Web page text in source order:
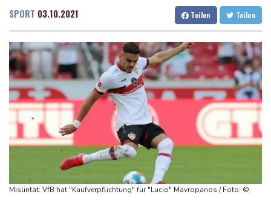
Dresden
Wien
23 °C
Baden-Baden
14 °C
BUND kritisiert Lockerung von Sonn- und Feiertagsfahrverbot für
Trump spricht nach Ballsaal-Urteil von "nationaler Schande"
Abholzung im Amazonas auf niedrigstem Stand seit einem
Jahrzehnt
Frei: Über Beteiligung an AfD-Regierung entscheidet nicht CDU
in Sachsen-Anhalt
US-Senat stimmt für umfassendes Sanktionspaket gegen
Russland
"Rente mit 63": Unionsfraktionschef Frei offen für Härtefall- und
Übergangslösungen
Ceuta-Andrang: EU fordert von Meta und Tiktok Vorgehen gegen
SPORT 03.10.2021 Teilen Teilen
Mislintat: VfB hat "Kaufverpflichtung" für "Lucio" Mavropanos / Foto: ©